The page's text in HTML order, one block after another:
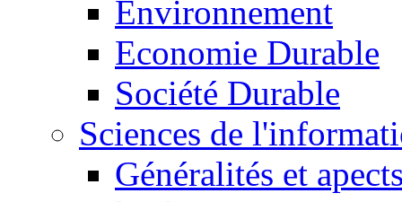
Environnement
Economie Durable
Société Durable
Sciences de
Généralités et